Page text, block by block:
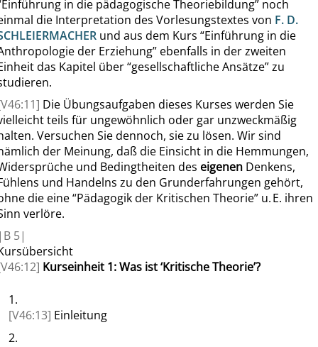
Einführung in die pädagogische Theoriebildung”noch
die Interpretation des Vorlesungstextes von F. D.
und aus dem Kurs “Einführung in die
der Erziehung”ebenfalls in der zweiten
das Kapitel über“gesellschaftliche Ansätze” zu
Die Übungsaufgaben dieses Kurses werden Sie
teils für ungewöhnlich oder gar unzweckmäßig
Versuchen Sie dennoch, sie zu lösen. Wir sind
der Meinung, daß die Einsicht in die Hemmungen,
und Bedingtheiten des eigenenDenkens,
und Handelns zu den Grunderfahrungen gehört,
die eine“Pädagogik der Kritischen Theorie”u. E. ihren
verlöre.
B5|
Kurseinheit 1: Was ist‘Kritische Theorie’?
1.
[V46:13] Einleitung
2.